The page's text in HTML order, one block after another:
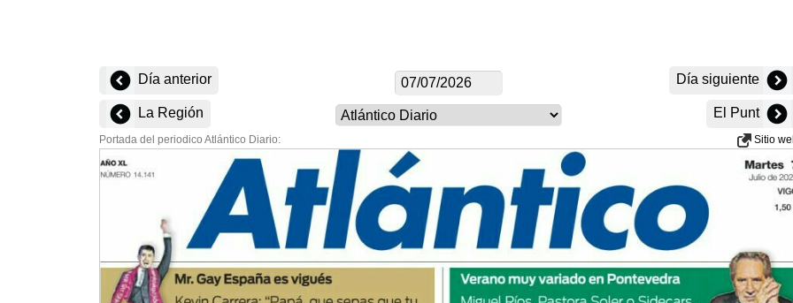
Día anterior Día siguiente
La Región El Punt
Portada del periodico Atlántico Diario: Sitio